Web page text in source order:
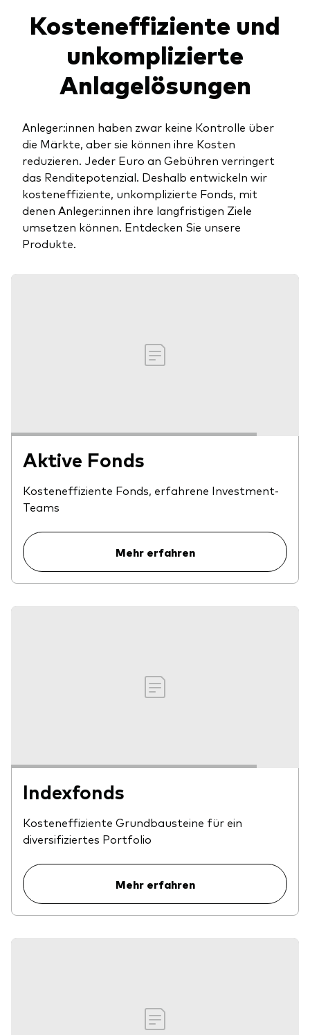
Kosteneffiziente und
unkomplizierte
Anlagelösungen
Anleger:innen haben zwar keine Kontrolle über
die Märkte, aber sie können ihre Kosten
reduzieren. Jeder Euro an Gebühren verringert
das Renditepotenzial. Deshalb entwickeln wir
kosteneffiziente, unkomplizierte Fonds, mit
denen Anleger:innen ihre langfristigen Ziele
umsetzen können. Entdecken Sie unsere
Produkte.
Aktive Fonds
Kosteneffiziente Fonds, erfahrene Investment-
Teams
Mehr erfahren
Indexfonds
Kosteneffiziente Grundbausteine für ein
diversifiziertes Portfolio
Mehr erfahren